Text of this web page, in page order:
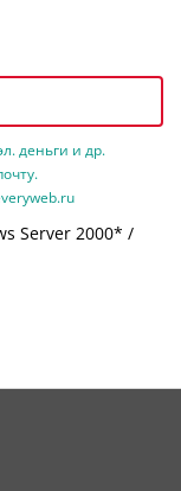
деньги и др.
Server 2000* /